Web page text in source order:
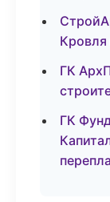
Кровля
ГК
ГК